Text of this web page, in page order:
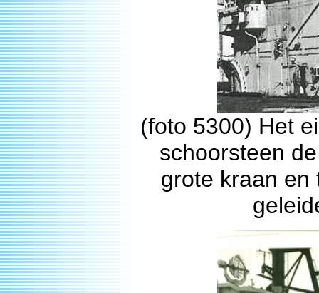
(foto 5300) Het
schoorsteen
grote kraan en